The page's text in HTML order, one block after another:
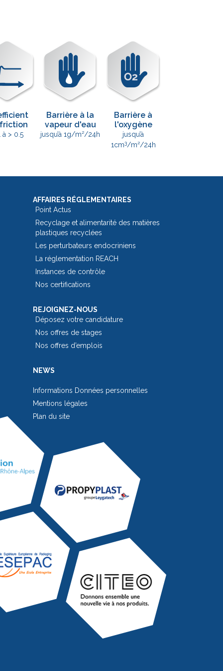
à > 0.5
Barrière à la
vapeur d'eau
jusqu’à 1g/m²/24h
Barrière à
l'oxygène
jusqu’à
1cm3/m²/24h
AFFAIRES RÉGLEMENTAIRES
Point Actus
Recyclage et alimentarité des matières
plastiques recyclées
Les perturbateurs endocriniens
La réglementation REACH
Instances de contrôle
Nos certifications
REJOIGNEZ-NOUS
Déposez votre candidature
Nos offres de stages
Nos offres d’emplois
NEWS
Informations Données personnelles
Mentions légales
Plan du site